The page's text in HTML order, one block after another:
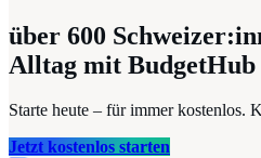
über 600
Alltag mit BudgetHub
Starte heute – für immer kostenlos.
Jetzt kostenlos starten